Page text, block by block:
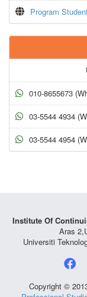
Program
010-8655673
03-5544 4934
03-5544 4954
Institute Of
Aras
Universiti
Copyright ©